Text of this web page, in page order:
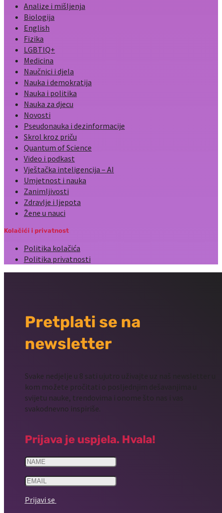
Analize i mišljenja
Biologija
English
Fizika
LGBTIQ+
Medicina
Naučnici i djela
Nauka i demokratija
Nauka i politika
Nauka za djecu
Novosti
Pseudonauka i dezinformacije
Skrol kroz priču
Quantum of Science
Video i podkast
Vještačka inteligencija – AI
Umjetnost i nauka
Zanimljivosti
Zdravlje i ljepota
Žene u nauci
Kolačići i privatnost
Politika kolačića
Politika privatnosti
Pretplati se na
newsletter
Svake nedjelje u 8 sati ujutro uživajte uz naš newsletter u
kom možete pročitati o posljednjim dešavanjima u
svijetu nauke, trendovima i onome što nas i vas
svakodnevno inspiriše.
Prijava je uspjela. Hvala!
Prijavi se